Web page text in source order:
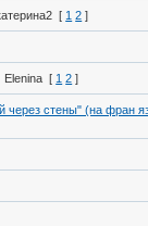
[ 1 2 ]
Elenina [ 1 2 ]
через стены" (на фран